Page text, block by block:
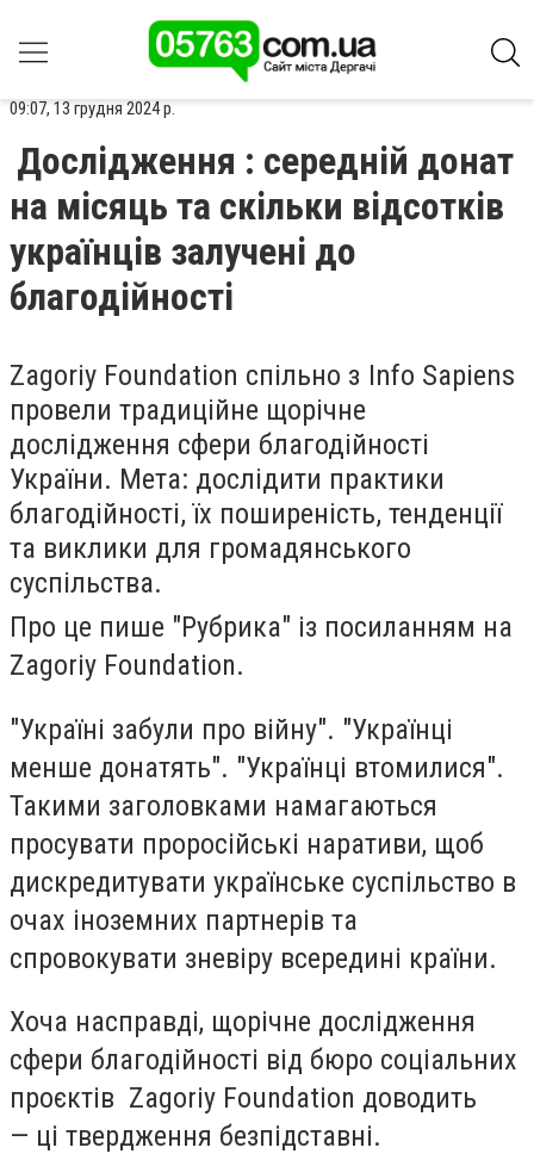
09:07, 13 грудня 2024 р.
Дослідження : середній донат
на місяць та скільки відсотків
українців залучені до
благодійності
Zagoriy Foundation спільно з Info Sapiens
провели традиційне щорічне
дослідження сфери благодійності
України. Мета: дослідити практики
благодійності, їх поширеність, тенденції
та виклики для громадянського
суспільства.
Про це пише "Рубрика" із посиланням на
Zagoriy Foundation.
"Україні забули про війну". "Українці
менше донатять". "Українці втомилися".
Такими заголовками намагаються
просувати проросійські наративи, щоб
дискредитувати українське суспільство в
очах іноземних партнерів та
спровокувати зневіру всередині країни.
Хоча насправді, щорічне дослідження
сфери благодійності від бюро соціальних
проєктів Zagoriy Foundation доводить
— ці твердження безпідставні.